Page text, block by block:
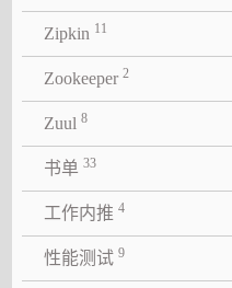
Zipkin 11
Zookeeper 2
Zuul 8
书单 33
工作内推 4
性能测试 9